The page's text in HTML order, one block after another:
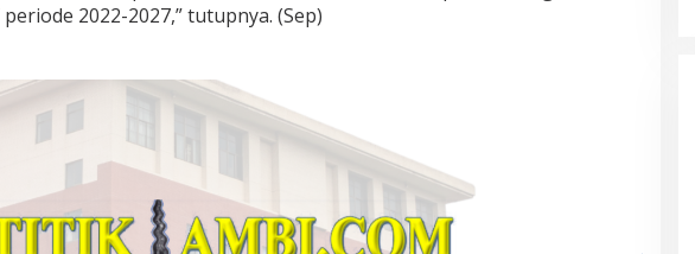
periode 2022-2027,” tutupnya. (Sep)